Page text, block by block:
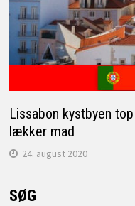
Lissabon kystbyen
lækker mad
24. august 2020
SØG